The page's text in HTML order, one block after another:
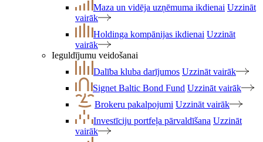
Maza un vidēja uzņēmuma ikdienai Uzzināt
vairāk
Holdinga kompānijas ikdienai Uzzināt
vairāk
Ieguldījumu veidošanai
Dalība kluba darījumos Uzzināt vairāk
Signet Baltic Bond Fund Uzzināt vairāk
Brokeru pakalpojumi Uzzināt vairāk
Investīciju portfeļa pārvaldīšana Uzzināt
vairāk